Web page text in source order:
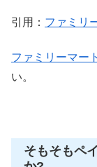
引用： ファミリ
ファミリーマー
い。
そもそもペ